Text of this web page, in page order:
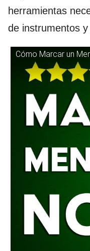
herramientas
de instrumentos
Cómo Marcar un